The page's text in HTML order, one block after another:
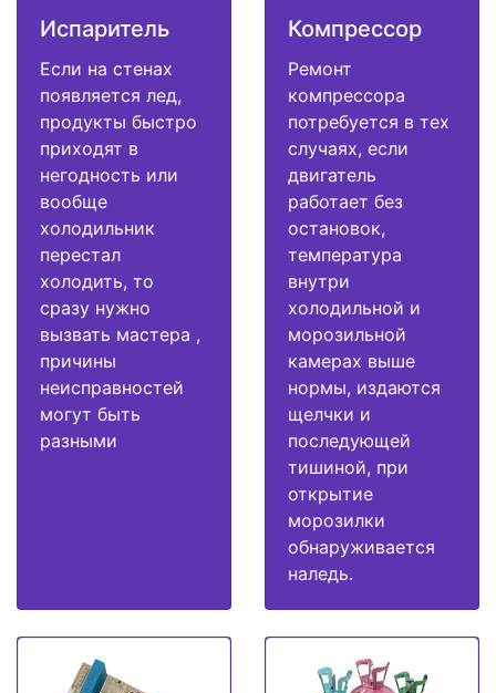
Испаритель
Если на стенах
появляется лед,
продукты быстро
приходят в
негодность или
вообще
холодильник
перестал
холодить, то
сразу нужно
вызвать мастера ,
причины
неисправностей
могут быть
разными
Компрессор
Ремонт
компрессора
потребуется в тех
случаях, если
двигатель
работает без
остановок,
температура
внутри
холодильной и
морозильной
камерах выше
нормы, издаются
щелчки и
последующей
тишиной, при
открытие
морозилки
обнаруживается
наледь.